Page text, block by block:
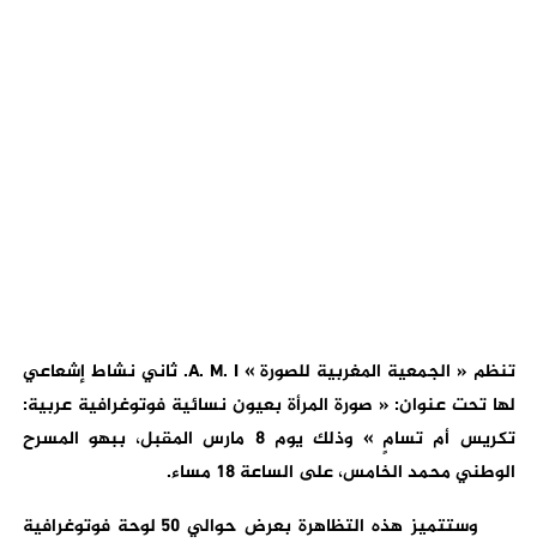
تنظم « الجمعية المغربية للصورة » A. M. I. ثاني نشاط إشعاعي
لها تحت عنوان: « صورة المرأة بعيون نسائية فوتوغرافية عربية:
تكريس أم تسامٍ » وذلك يوم 8 مارس المقبل، ببهو المسرح
الوطني محمد الخامس، على الساعة 18 مساء.
وستتميز هذه التظاهرة بعرض حوالي 50 لوحة فوتوغرافية